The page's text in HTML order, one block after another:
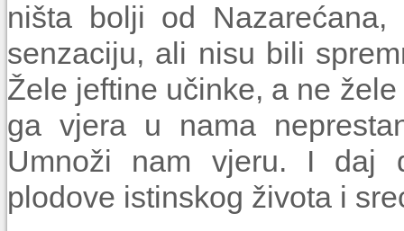
ništa bolji od
senzaciju, ali nisu bili
Žele jeftine učinke, a ne
ga vjera u nama
Umnoži nam vje­ru. I daj
plodove istinskog života i